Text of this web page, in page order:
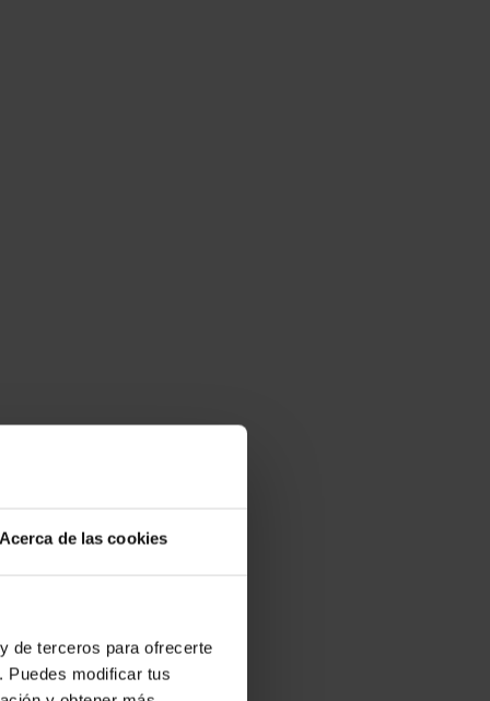
Acerca de las cookies
de terceros para ofrecerte
Puedes modificar tus